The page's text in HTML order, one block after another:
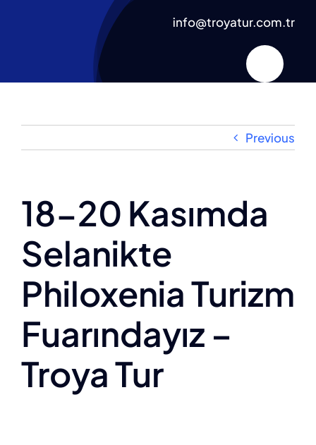
info@troyatur.com.tr
Previous
18-20 Kasımda
Selanikte
Philoxenia Turizm
Fuarındayız –
Troya Tur